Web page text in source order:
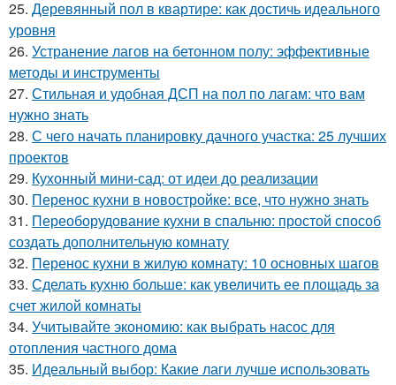
25. Деревянный пол в квартире: как достичь идеального
уровня
26. Устранение лагов на бетонном полу: эффективные
методы и инструменты
27. Стильная и удобная ДСП на пол по лагам: что вам
нужно знать
28. С чего начать планировку дачного участка: 25 лучших
проектов
29. Кухонный мини-сад: от идеи до реализации
30. Перенос кухни в новостройке: все, что нужно знать
31. Переоборудование кухни в спальню: простой способ
создать дополнительную комнату
32. Перенос кухни в жилую комнату: 10 основных шагов
33. Сделать кухню больше: как увеличить ее площадь за
счет жилой комнаты
34. Учитывайте экономию: как выбрать насос для
отопления частного дома
35. Идеальный выбор: Какие лаги лучше использовать